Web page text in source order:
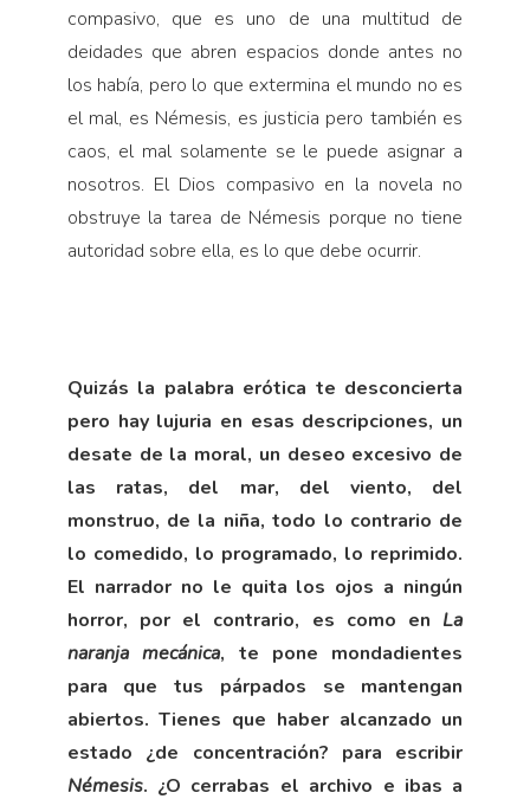
compasivo, que es uno de una multitud de
deidades que abren espacios donde antes no
los había, pero lo que extermina el mundo no es
el mal, es Némesis, es justicia pero también es
caos, el mal solamente se le puede asignar a
nosotros. El Dios compasivo en la novela no
obstruye la tarea de Némesis porque no tiene
autoridad sobre ella, es lo que debe ocurrir.
Quizás la palabra erótica te desconcierta
pero hay lujuria en esas descripciones, un
desate de la moral, un deseo excesivo de
las ratas, del mar, del viento, del
monstruo, de la niña, todo lo contrario de
lo comedido, lo programado, lo reprimido.
El narrador no le quita los ojos a ningún
horror, por el contrario, es como en La
naranja mecánica, te pone mondadientes
para que tus párpados se mantengan
abiertos. Tienes que haber alcanzado un
estado ¿de concentración? para escribir
Némesis. ¿O cerrabas el archivo e ibas a